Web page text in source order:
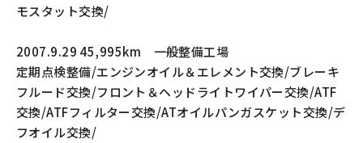
モスタット交換/
2007.9.29 45,995km 一般整備工場
定期点検整備/エンジンオイル＆エレメント交換/ブレーキ
フルード交換/フロント＆ヘッドライトワイパー交換/ATF
交換/ATFフィルター交換/ATオイルパンガスケット交換/デ
フオイル交換/